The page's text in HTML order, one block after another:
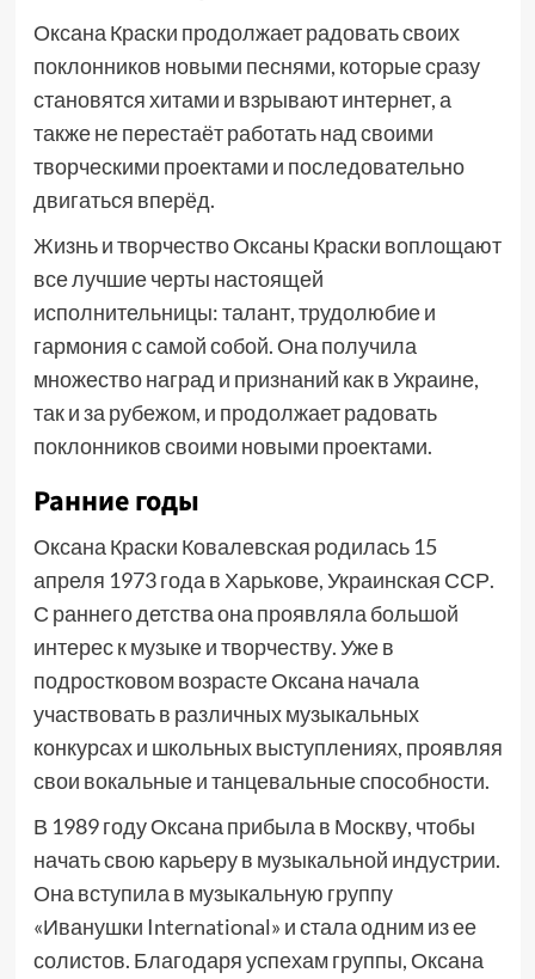
Оксана Краски продолжает радовать своих
поклонников новыми песнями, которые сразу
становятся хитами и взрывают интернет, а
также не перестаёт работать над своими
творческими проектами и последовательно
двигаться вперёд.
Жизнь и творчество Оксаны Краски воплощают
все лучшие черты настоящей
исполнительницы: талант, трудолюбие и
гармония с самой собой. Она получила
множество наград и признаний как в Украине,
так и за рубежом, и продолжает радовать
поклонников своими новыми проектами.
Ранние годы
Оксана Краски Ковалевская родилась 15
апреля 1973 года в Харькове, Украинская ССР.
С раннего детства она проявляла большой
интерес к музыке и творчеству. Уже в
подростковом возрасте Оксана начала
участвовать в различных музыкальных
конкурсах и школьных выступлениях, проявляя
свои вокальные и танцевальные способности.
В 1989 году Оксана прибыла в Москву, чтобы
начать свою карьеру в музыкальной индустрии.
Она вступила в музыкальную группу
«Иванушки International» и стала одним из ее
солистов. Благодаря успехам группы, Оксана